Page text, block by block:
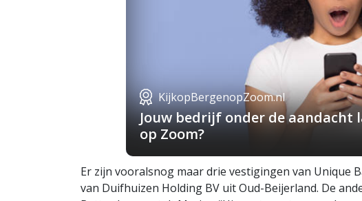
KijkopBergenopZoom.nl
Jouw bedrijf onder de aandacht
op Zoom?
Er zijn vooralsnog maar drie vestigingen van Unique
van Duifhuizen Holding BV uit Oud-Beijerland. De